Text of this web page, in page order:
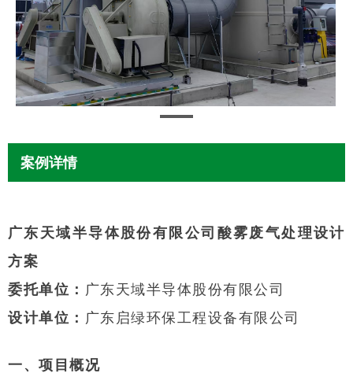
案例详情
广东天域半导体股份有限公司酸雾废气处理设计
方案
委托单位： 广东天域半导体股份有限公司
设计单位： 广东启绿环保工程设备有限公司
一、项目概况